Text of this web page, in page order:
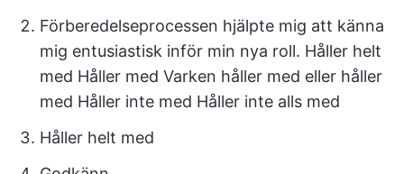
Förberedelseprocessen hjälpte mig att känna
mig entusiastisk inför min nya roll. Håller helt
med Håller med Varken håller med eller håller
med Håller inte med Håller inte alls med
Håller helt med